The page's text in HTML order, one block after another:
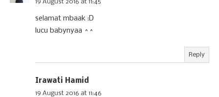
19 August 2016 at 11:45
selamat mbaak :D
lucu babynyaa ^^
Reply
Irawati Hamid
19 August 2016 at 11:46